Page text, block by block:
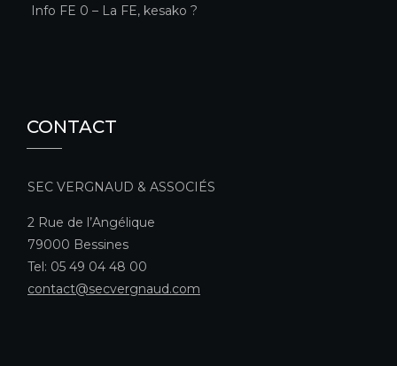
Info FE 0 – La FE, kesako ?
CONTACT
SEC VERGNAUD & ASSOCIÉS
2 Rue de l’Angélique
79000 Bessines
Tel: 05 49 04 48 00
contact@secvergnaud.com